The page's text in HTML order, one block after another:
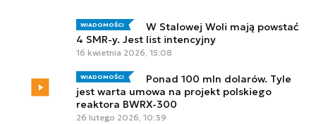
WIADOMOŚCI
W Stalowej Woli mają powstać
4 SMR-y. Jest list intencyjny
16 kwietnia 2026, 15:08
WIADOMOŚCI
Ponad 100 mln dolarów. Tyle
jest warta umowa na projekt polskiego
reaktora BWRX-300
26 lutego 2026, 10:39